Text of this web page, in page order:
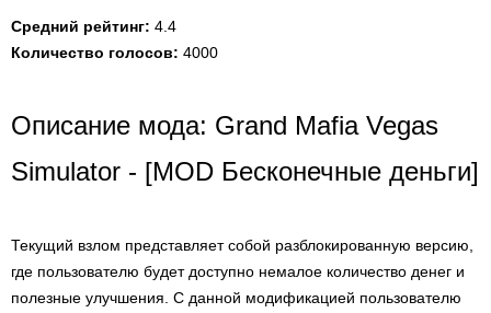
Средний рейтинг: 4.4
Количество голосов: 4000
Описание мода: Grand Mafia Vegas
Simulator - [MOD Бесконечные деньги]
Текущий взлом представляет собой разблокированную версию,
где пользователю будет доступно немалое количество денег и
полезные улучшения. С данной модификацией пользователю